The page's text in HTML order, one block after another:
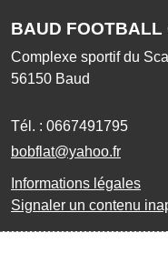
BAUD FOOTBALL
Complexe sportif du
56150 Baud
Tél. : 0667491795
bobflat@yahoo.fr
Informations légales
Signaler un contenu